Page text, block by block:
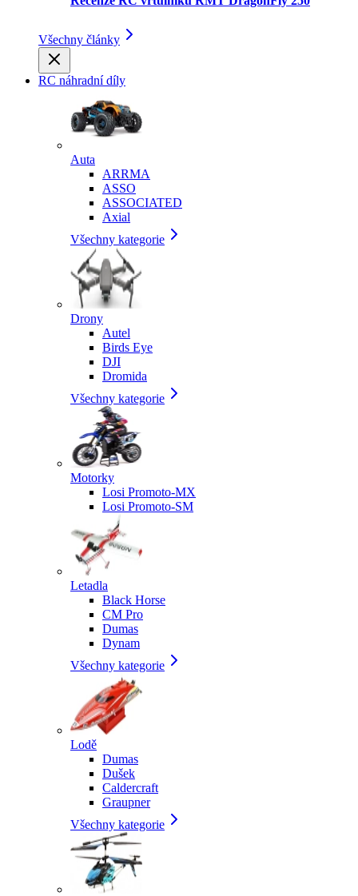
Všechny články
RC náhradní díly
Auta
ARRMA
ASSO
ASSOCIATED
Axial
Všechny kategorie
Drony
Autel
Birds Eye
DJI
Dromida
Všechny kategorie
Motorky
Losi Promoto-MX
Losi Promoto-SM
Letadla
Black Horse
CM Pro
Dumas
Dynam
Všechny kategorie
Lodě
Dumas
Dušek
Caldercraft
Graupner
Všechny kategorie